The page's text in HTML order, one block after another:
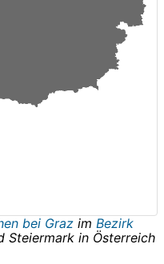
bei Graz im Bezirk
Steiermark in Österreich